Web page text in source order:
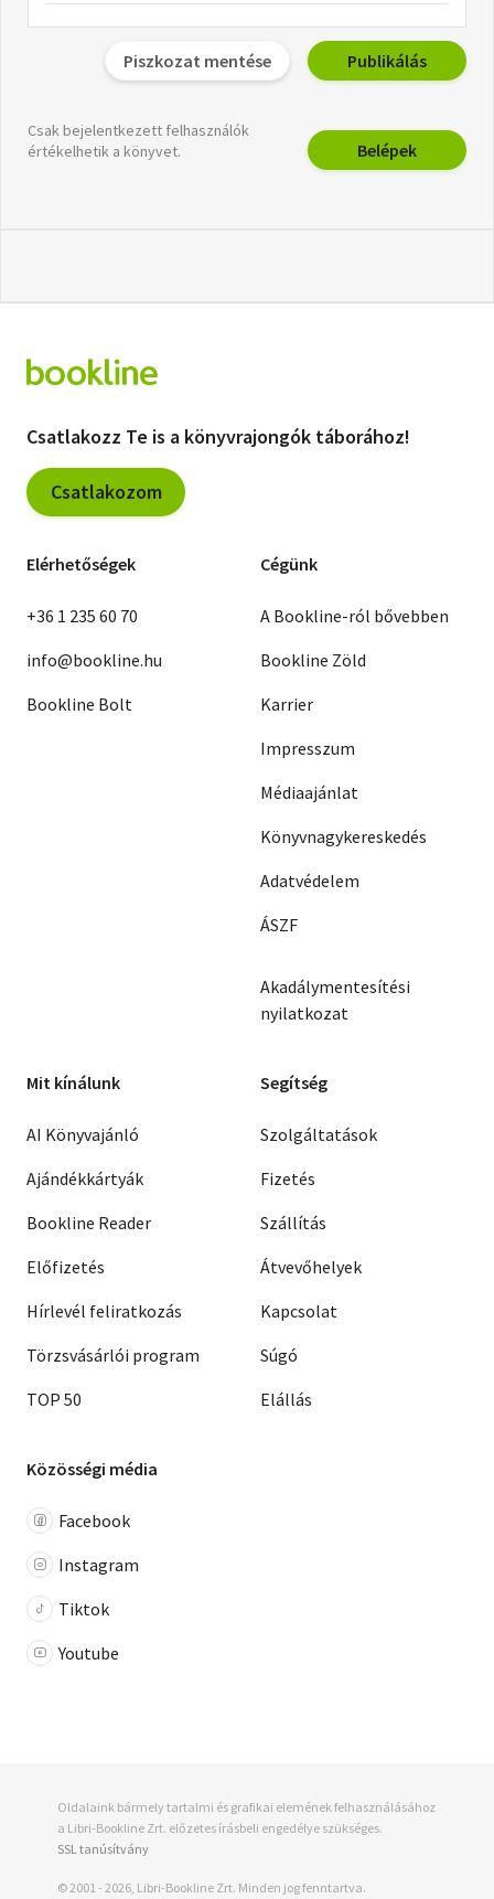
Piszkozat mentése Publikálás
Csak bejelentkezett felhasználók
értékelhetik a könyvet.
Belépek
Csatlakozz Te is a könyvrajongók táborához!
Csatlakozom
Elérhetőségek
+36 1 235 60 70
info@bookline.hu
Bookline Bolt
Cégünk
A Bookline-ról bővebben
Bookline Zöld
Karrier
Impresszum
Médiaajánlat
Könyvnagykereskedés
Adatvédelem
ÁSZF
Akadálymentesítési
nyilatkozat
Mit kínálunk
AI Könyvajánló
Ajándékkártyák
Bookline Reader
Előfizetés
Hírlevél feliratkozás
Törzsvásárlói program
TOP 50
Segítség
Szolgáltatások
Fizetés
Szállítás
Átvevőhelyek
Kapcsolat
Súgó
Elállás
Közösségi média
Facebook
Instagram
Tiktok
Youtube
Oldalaink bármely tartalmi és grafikai elemének felhasználásához
a Libri-Bookline Zrt. előzetes írásbeli engedélye szükséges.
SSL tanúsítvány
© 2001 - 2026, Libri-Bookline Zrt. Minden jog fenntartva.